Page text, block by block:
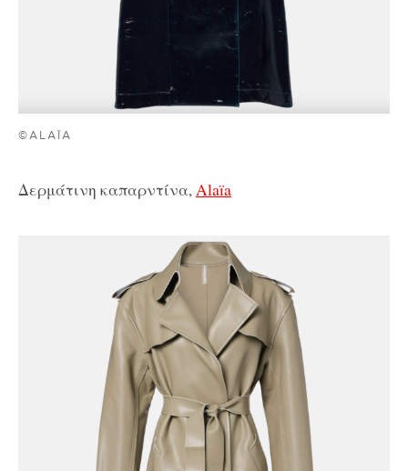
©ALAÏA
Δερμάτινη καπαρντίνα,Alaïa